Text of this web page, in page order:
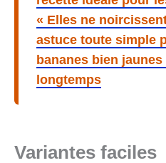
« Elles ne
astuce toute simple
bananes bien
longtemps
Variantes faciles